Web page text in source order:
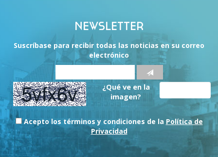
NEWSLETTER
Suscríbase para recibir todas las noticias en su correo
electrónico
¿Qué ve en la
imagen?
Acepto los términos y condiciones de la Política de
Privacidad